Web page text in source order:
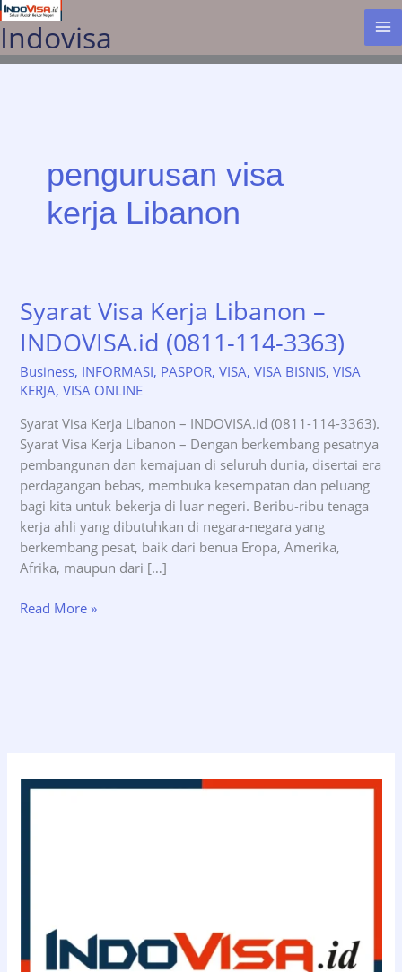
Lewati
ke
konten
Indovisa
pengurusan visa
kerja Libanon
Syarat Visa Kerja Libanon –
INDOVISA.id (0811-114-3363)
Business, INFORMASI, PASPOR,VISA,VISA BISNIS,VISA
KERJA,VISA ONLINE
Syarat Visa Kerja Libanon – INDOVISA.id (0811-114-3363).
Syarat Visa Kerja Libanon – Dengan berkembang pesatnya
pembangunan dan kemajuan di seluruh dunia, disertai era
perdagangan bebas, membuka kesempatan dan peluang
bagi kita untuk bekerja di luar negeri. Beribu-ribu tenaga
kerja ahli yang dibutuhkan di negara-negara yang
berkembang pesat, baik dari benua Eropa, Amerika,
Afrika, maupun dari […]
Syarat
Read More »